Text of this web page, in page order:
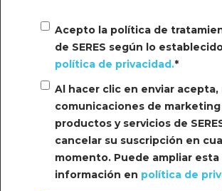
Acepto la política de
de SERES según lo
política de privacidad.*
Al hacer clic en enviar
comunicaciones de
productos y servicios de
cancelar su suscripción en
momento. Puede ampliar esta
información en política de